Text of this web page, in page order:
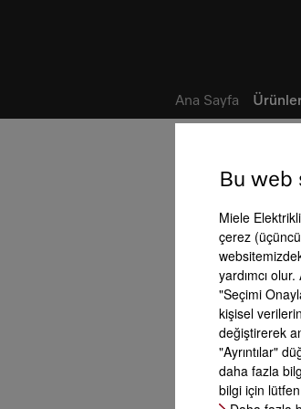
Soğutucu/
MasterFresh Pro
Ana Sayfa
Bu web
Miele
çerez
yardımcı
"Seçimi
kişisel
değiştirerek
"Ayrıntılar"
daha fazla
bilgi için